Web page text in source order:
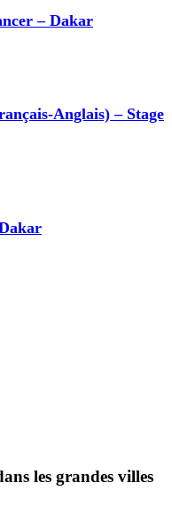
– Dakar
Anglais) – Stage
les grandes villes